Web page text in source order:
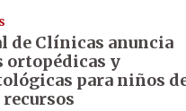
de Clínicas anuncia
ortopédicas y
para niños
recursos